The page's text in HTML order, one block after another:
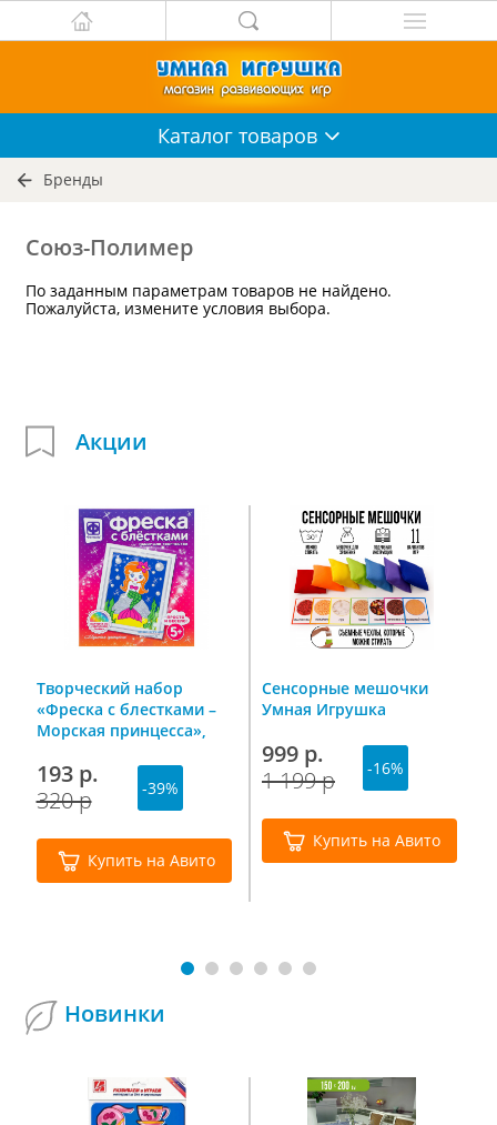
Каталог товаров
Бренды
Союз-Полимер
По заданным параметрам товаров не найдено.
Пожалуйста, измените условия выбора.
Акции
Творческий набор
«Фреска с блестками –
Морская принцесса»,
193 р.
320 р
-39%
Купить на Авито
Сенсорные мешочки
Умная Игрушка
999 р.
1 199 р
-16%
Купить на Авито
Новинки